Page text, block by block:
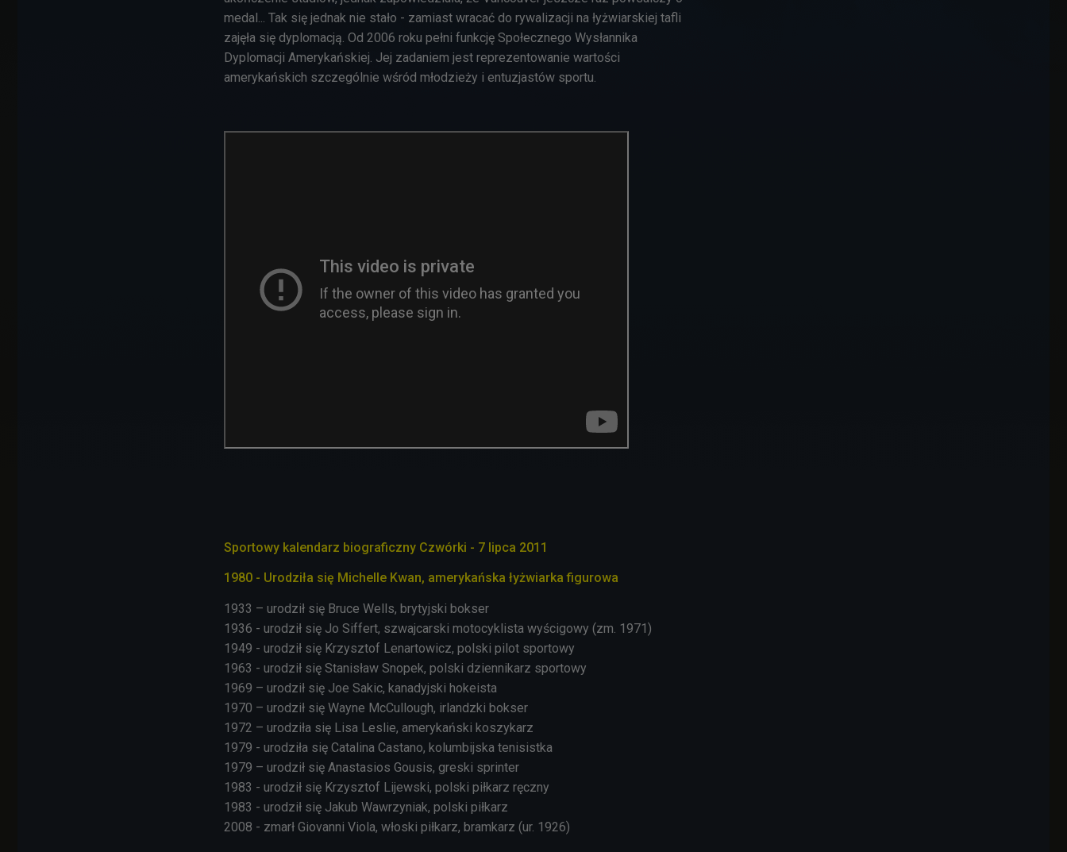
medal... Tak się jednak nie stało - zamiast wracać do rywalizacji na łyżwiarskiej tafli
zajęła się dyplomacją. Od 2006 roku pełni funkcję Społecznego Wysłannika
Dyplomacji Amerykańskiej. Jej zadaniem jest reprezentowanie wartości
amerykańskich szczególnie wśród młodzieży i entuzjastów sportu.
Sportowy kalendarz biograficzny Czwórki - 7 lipca 2011
1980 - Urodziła się Michelle Kwan, amerykańska łyżwiarka figurowa
1933 – urodził się Bruce Wells, brytyjski bokser
1936 - urodził się Jo Siffert, szwajcarski motocyklista wyścigowy (zm. 1971)
1949 - urodził się Krzysztof Lenartowicz, polski pilot sportowy
1963 - urodził się Stanisław Snopek, polski dziennikarz sportowy
1969 – urodził się Joe Sakic, kanadyjski hokeista
1970 – urodził się Wayne McCullough, irlandzki bokser
1972 – urodziła się Lisa Leslie, amerykański koszykarz
1979 - urodziła się Catalina Castano, kolumbijska tenisistka
1979 – urodził się Anastasios Gousis, greski sprinter
1983 - urodził się Krzysztof Lijewski, polski piłkarz ręczny
1983 - urodził się Jakub Wawrzyniak, polski piłkarz
2008 - zmarł Giovanni Viola, włoski piłkarz, bramkarz (ur. 1926)